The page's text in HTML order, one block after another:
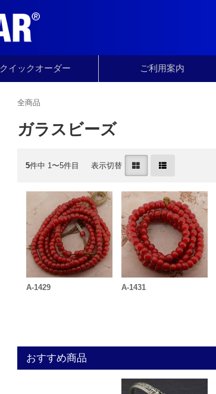
クイックオーダー ご利用案内
全商品
ガラスビーズ
5件中 1〜5件目 表示切替
A-1429 A-1431
おすすめ商品